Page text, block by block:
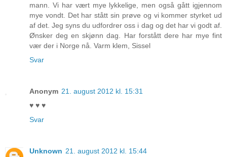
mann. Vi har vært mye lykkelige, men også gått igjennom
mye vondt. Det har stått sin prøve og vi kommer styrket ud
af det. Jeg syns du udfordrer oss i dag og det har vi godt af.
Ønsker deg en skjønn dag. Har forstått dere har mye fint
vær der i Norge nå. Varm klem, Sissel
Svar
Anonym 21. august 2012 kl. 15:31
♥ ♥ ♥
Svar
Unknown 21. august 2012 kl. 15:44